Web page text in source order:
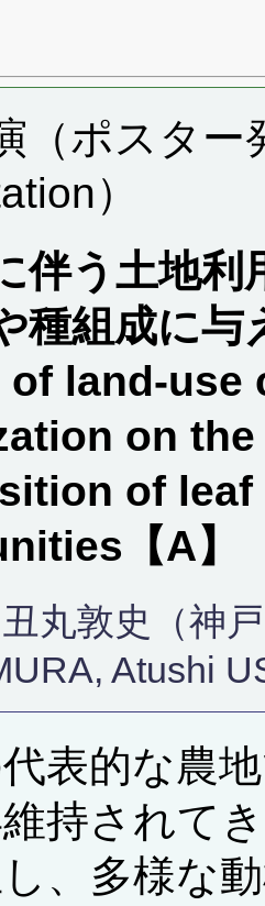
（ポスタ
）
伴う土地利
種組成に与
of land-use
on
of leaf
【A】
丸敦史（神
Atushi
代表的な農
持されて
、多様な